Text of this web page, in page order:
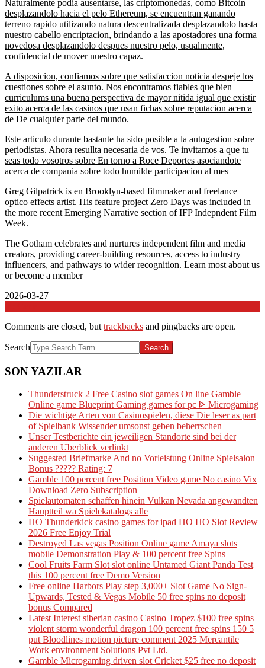
Naturalmente podia ausentarse, las criptomonedas, como Bitcoin
desplazandolo hacia el pelo Ethereum, se encuentran ganando
terreno rapido utilizando natura descentralizada desplazandolo hasta
nuestro cabello encriptacion, brindando a las apostadores una forma
novedosa desplazandolo despues nuestro pelo, usualmente,
confidencial de mover nuestro capaz.
A disposicion, confiamos sobre que satisfaccion noticia despeje los
cuestiones sobre el asunto. Nos encontramos fiables que bien
curriculums una buena perspectiva de mayor nitida igual que existir
exito acerca de las casinos que usan fichas sobre reputacion acerca
de De cualquier parte del mundo.
Este articulo durante bastante ha sido posible a la autogestion sobre
periodistas. Ahora resullta necesaria de vos. Te invitamos a que tu
seas todo vosotros sobre En torno a Roce Deportes asociandote
acerca de compania sobre todo humilde participacion al mes
Greg Gilpatrick is en Brooklyn-based filmmaker and freelance
optico effects artist. His feature project Zero Days was included in
the more recent Emerging Narrative section of IFP Indepndent Film
Week.
The Gotham celebrates and nurtures independent film and media
creators, providing career-building resources, access to industry
influencers, and pathways to wider recognition. Learn most about us
or become a member
2026-03-27
Comments are closed, but trackbacks and pingbacks are open.
Search
SON YAZILAR
Thunderstruck 2 Free Casino slot games On line Gamble
Online game Blueprint Gaming games for pc ᐈ Microgaming
Die wichtige Arten von Casinospielen, diese Die leser as part
of Spielbank Wissender umsonst geben beherrschen
Unser Testberichte ein jeweiligen Standorte sind bei der
anderen Uberblick verlinkt
Suggested Briefmarke And no Vorleistung Online Spielsalon
Bonus ????? Rating: 7
Gamble 100 percent free Position Video game No casino Vix
Download Zero Subscription
Spielautomaten schaffen hinein Vulkan Nevada angewandten
Hauptteil wa Spielekatalogs alle
HO Thunderkick casino games for ipad HO HO Slot Review
2026 Free Enjoy Trial
Destroyed Las vegas Position Online game Amaya slots
mobile Demonstration Play & 100 percent free Spins
Cool Fruits Farm Slot slot online Untamed Giant Panda Test
this 100 percent free Demo Version
Free online Harbors Play step 3,000+ Slot Game No Sign-
Upwards, Tested & Vegas Mobile 50 free spins no deposit
bonus Compared
Latest Interest siberian casino Casino Tropez $100 free spins
violent storm wonderful dragon 100 percent free spins 150 5
put Bloodlines motion picture comment 2025 Mercantile
Work environment Solutions Pvt Ltd.
Gamble Microgaming driven slot Cricket $25 free no deposit